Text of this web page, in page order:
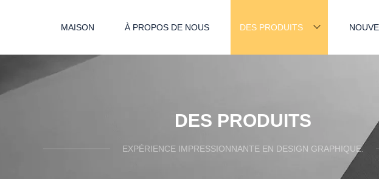
MAISON À PROPOS DE NOUS DES PRODUITS
DES PRODUITS
EXPÉRIENCE IMPRESSIONNANTE EN DESIGN GRAPHIQUE.